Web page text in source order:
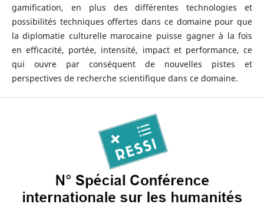
gamification, en plus des différentes technologies et
possibilités techniques offertes dans ce domaine pour que
la diplomatie culturelle marocaine puisse gagner à la fois
en efficacité, portée, intensité, impact et performance, ce
qui ouvre par conséquent de nouvelles pistes et
perspectives de recherche scientifique dans ce domaine.